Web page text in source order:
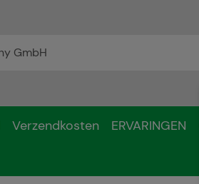
Verzendkosten ERVARINGEN